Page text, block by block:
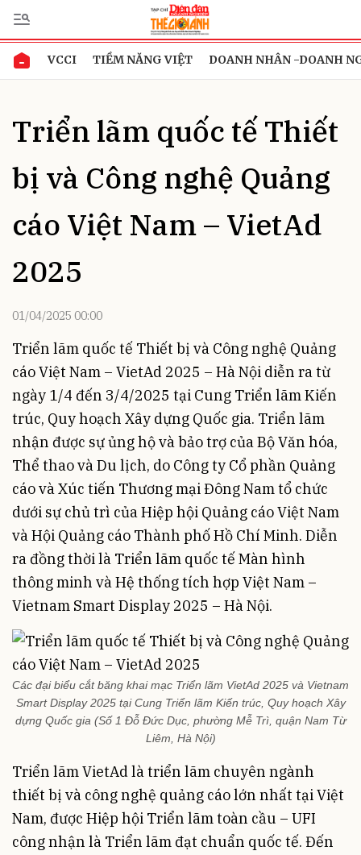
VCCI TIỀM NĂNG VIỆT DOANH NHÂN -DOANH
Triển lãm quốc tế Thiết
bị và Công nghệ Quảng
cáo Việt Nam – VietAd
2025
01/04/2025 00:00
Triển lãm quốc tế Thiết bị và Công nghệ Quảng
cáo Việt Nam – VietAd 2025 – Hà Nội diễn ra từ
ngày 1/4 đến 3/4/2025 tại Cung Triển lãm Kiến
trúc, Quy hoạch Xây dựng Quốc gia. Triển lãm
nhận được sự ủng hộ và bảo trợ của Bộ Văn hóa,
Thể thao và Du lịch, do Công ty Cổ phần Quảng
cáo và Xúc tiến Thương mại Đông Nam tổ chức
dưới sự chủ trì của Hiệp hội Quảng cáo Việt Nam
và Hội Quảng cáo Thành phố Hồ Chí Minh. Diễn
ra đồng thời là Triển lãm quốc tế Màn hình
thông minh và Hệ thống tích hợp Việt Nam –
Vietnam Smart Display 2025 – Hà Nội.
Các đại biểu cắt băng khai mạc Triển lãm VietAd 2025 và Vietnam
Smart Display 2025 tại Cung Triển lãm Kiến trúc, Quy hoạch Xây
dựng Quốc gia (Số 1 Đỗ Đức Dục, phường Mễ Trì, quận Nam Từ
Liêm, Hà Nội)
Triển lãm VietAd là triển lãm chuyên ngành
thiết bị và công nghệ quảng cáo lớn nhất tại Việt
Nam, được Hiệp hội Triển lãm toàn cầu – UFI
công nhận là Triển lãm đạt chuẩn quốc tế. Đến
Gửi bình luận